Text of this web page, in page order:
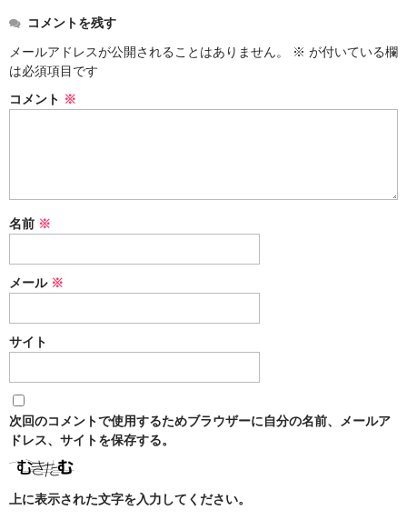
コメントを残す
メールアドレスが公開されることはありません。
※ が付いている欄
は必須項目です
コメント ※
名前 ※
メール ※
サイト
次回のコメントで使用するためブラウザーに自分の名前、メールア
ドレス、サイトを保存する。
上に表示された文字を入力してください。